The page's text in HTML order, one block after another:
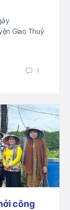
Giao Thuỷ
1
công